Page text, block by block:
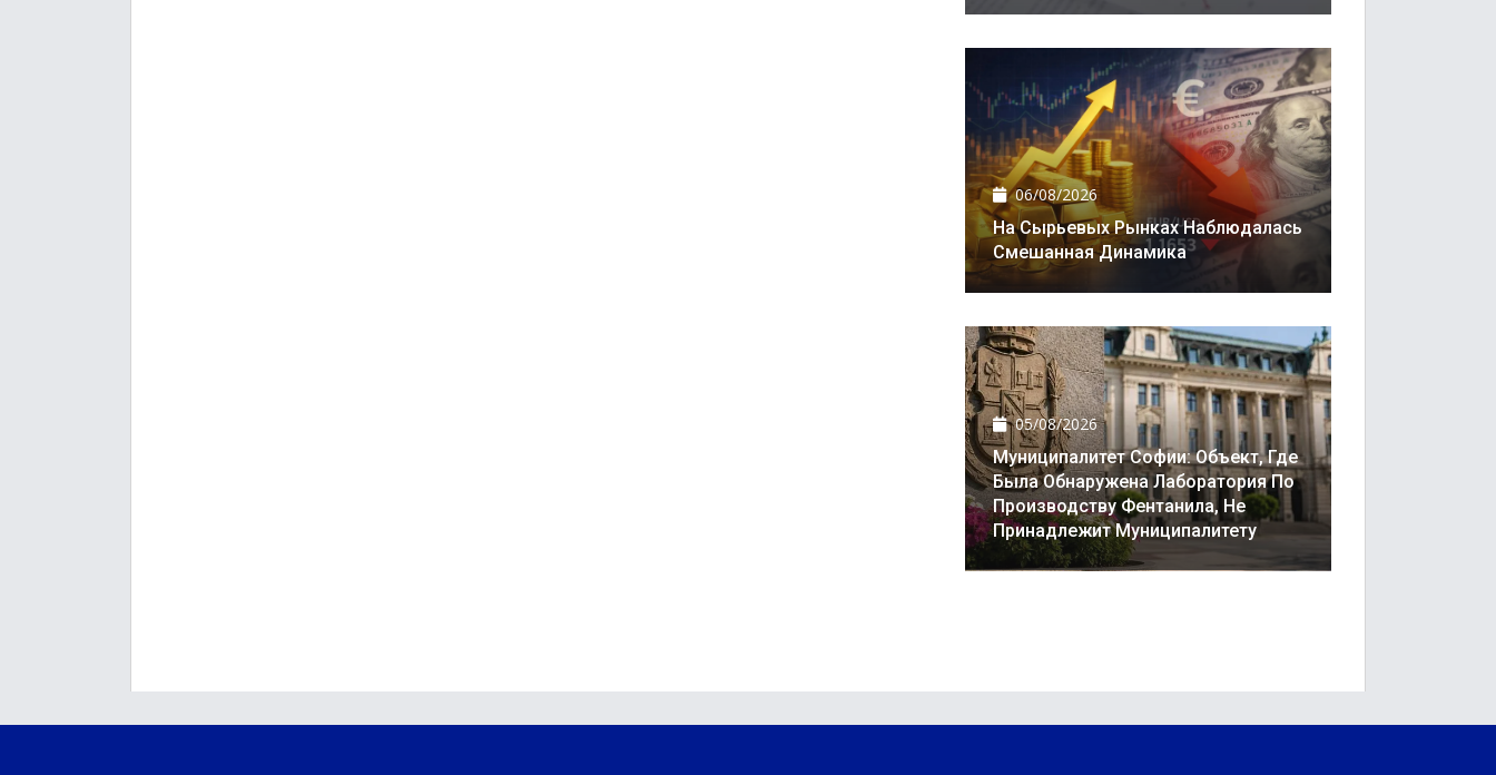
06/08/2026
На Сырьевых Рынках Наблюдалась
Смешанная Динамика
05/08/2026
Муниципалитет Софии: Объект, Где
Была Обнаружена Лаборатория По
Производству Фентанила, Не
Принадлежит Муниципалитету